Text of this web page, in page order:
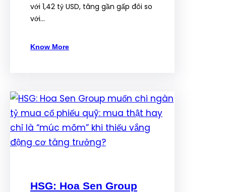
với 1,42 tỷ USD, tăng gần gấp đôi so
với…
Know More
HSG: Hoa Sen Group